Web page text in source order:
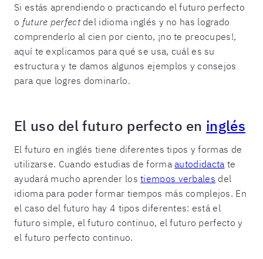
Si estás aprendiendo o practicando el futuro perfecto
o future perfectdel idioma inglés y no has logrado
comprenderlo al cien por ciento, ¡no te preocupes!,
aquí te explicamos para qué se usa, cuál es su
estructura y te damos algunos ejemplos y consejos
para que logres dominarlo.
El uso del futuro perfecto en inglés
El futuro en inglés tiene diferentes tipos y formas de
utilizarse. Cuando estudias de formaautodidacta te
ayudará mucho aprender lostiempos verbales del
idioma para poder formar tiempos más complejos. En
el caso del futuro hay 4 tipos diferentes: está el
futuro simple, el futuro continuo, el futuro perfecto y
el futuro perfecto continuo.